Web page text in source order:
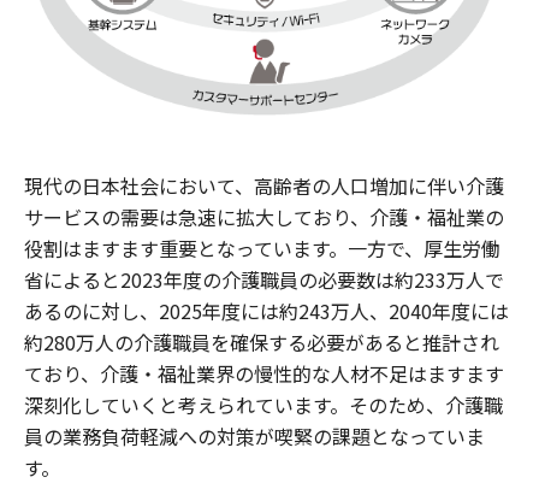
現代の日本社会において、高齢者の人口増加に伴い介護
サービスの需要は急速に拡大しており、介護・福祉業の
役割はますます重要となっています。一方で、厚生労働
省によると2023年度の介護職員の必要数は約233万人で
あるのに対し、2025年度には約243万人、2040年度には
約280万人の介護職員を確保する必要があると推計され
ており、介護・福祉業界の慢性的な人材不足はますます
深刻化していくと考えられています。そのため、介護職
員の業務負荷軽減への対策が喫緊の課題となっていま
す。